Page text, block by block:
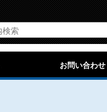
お問い合わせ